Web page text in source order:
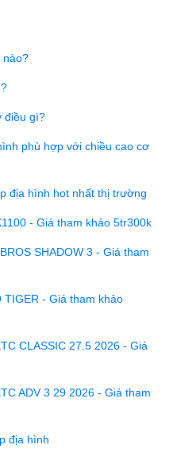
nào?
điều gì?
phù hợp với chiều cao cơ
địa hình hot nhất thị trường
- Giá tham khảo 5tr300k
SHADOW 3 - Giá tham
TIGER - Giá tham khảo
CLASSIC 27.5 2026 - Giá
ADV 3 29 2026 - Giá tham
địa hình